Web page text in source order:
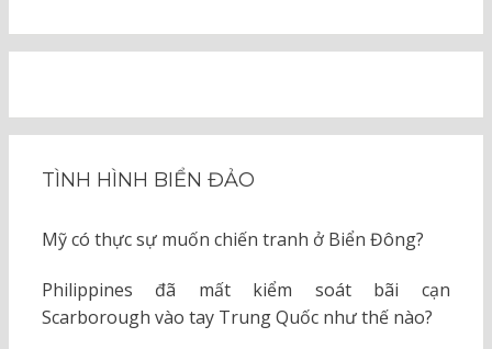
TÌNH HÌNH BIỂN ĐẢO
Mỹ có thực sự muốn chiến tranh ở Biển Đông?
Philippines đã mất kiểm soát bãi cạn
Scarborough vào tay Trung Quốc như thế nào?